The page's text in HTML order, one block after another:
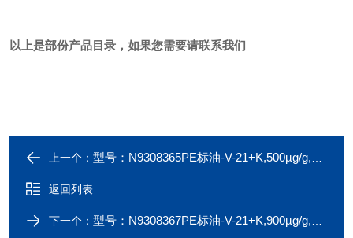
以上是部份产品目录，如果您需要请联系我们
上一个： 型号：N9308365PE标油-V-21+K,500µg/g,100g磨损金属标准品
返回列表
下一个： 型号：N9308367PE标油-V-21+K,900µg/g,100g磨损金属标准品